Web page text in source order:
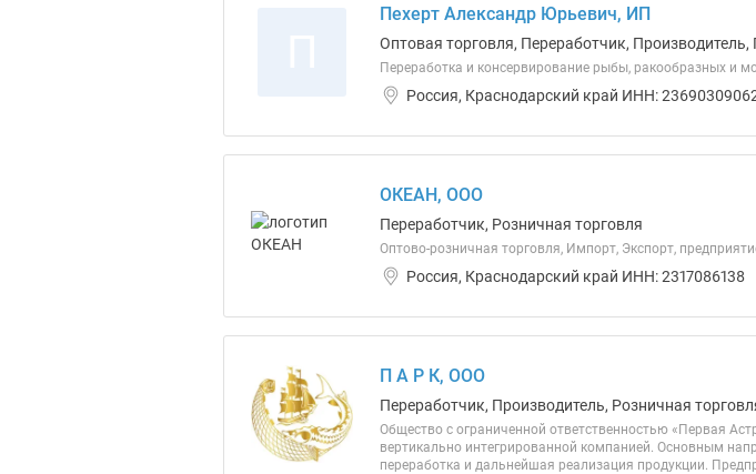
Пехерт Александр Юрьевич, ИП
Оптовая торговля, Переработчик, Производитель,
Переработка и консервирование рыбы, ракообразных и
Россия, Краснодарский край ИНН:
ОКЕАН, ООО
Переработчик, Розничная торговля
Оптово-розничная торговля, Импорт, Экспорт,
Россия, Краснодарский край ИНН: 2317086138
П А Р К, ООО
Переработчик, Производитель, Розничная
Общество с ограниченной ответственностью «Первая
вертикально интегрированной компанией. Основным
переработка и дальнейшая реализация продукции.